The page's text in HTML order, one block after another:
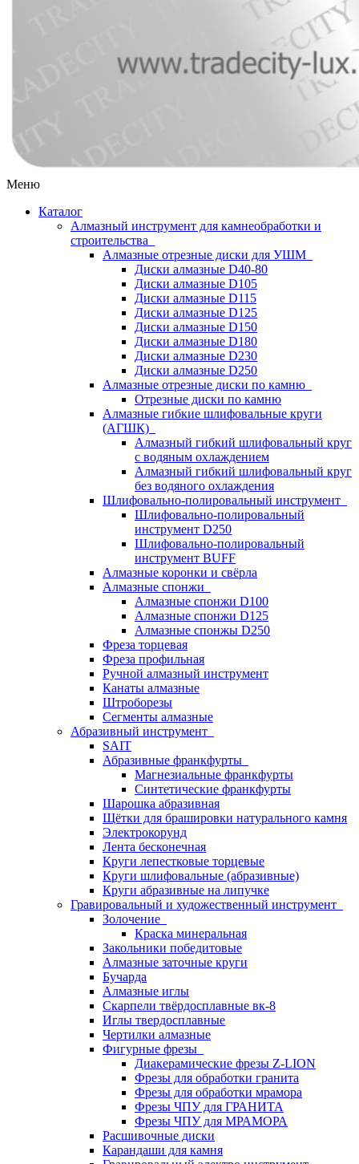
Меню
Каталог
Алмазный инструмент для камнеобработки и
строительства
Алмазные отрезные диски для УШМ
Диски алмазные D40-80
Диски алмазные D105
Диски алмазные D115
Диски алмазные D125
Диски алмазные D150
Диски алмазные D180
Диски алмазные D230
Диски алмазные D250
Алмазные отрезные диски по камню
Отрезные диски по камню
Алмазные гибкие шлифовальные круги
(АГШК)
Алмазный гибкий шлифовальный круг
с водяным охлаждением
Алмазный гибкий шлифовальный круг
без водяного охлаждения
Шлифовально-полировальный инструмент
Шлифовально-полировальный
инструмент D250
Шлифовально-полировальный
инструмент BUFF
Алмазные коронки и свёрла
Алмазные спонжи
Алмазные спонжи D100
Алмазные спонжи D125
Алмазные спонжы D250
Фреза торцевая
Фреза профильная
Ручной алмазный инструмент
Канаты алмазные
Штроборезы
Сегменты алмазные
Абразивный инструмент
SAIT
Абразивные франкфурты
Магнезиальные франкфурты
Синтетические франкфурты
Шарошка абразивная
Щётки для брашировки натурального камня
Электрокорунд
Лента бесконечная
Круги лепестковые торцевые
Круги шлифовальные (абразивные)
Круги абразивные на липучке
Гравировальный и художественный инструмент
Золочение
Краска минеральная
Закольники победитовые
Алмазные заточные круги
Бучарда
Алмазные иглы
Скарпели твёрдосплавные вк-8
Иглы твердосплавные
Чертилки алмазные
Фигурные фрезы
Диакерамические фрезы Z-LION
Фрезы для обработки гранита
Фрезы для обработки мрамора
Фрезы ЧПУ для ГРАНИТА
Фрезы ЧПУ для МРАМОРА
Расшивочные диски
Карандаши для камня